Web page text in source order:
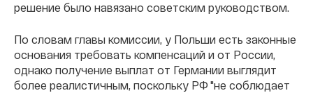
решение было навязано советским руководством.
По словам главы комиссии, у Польши есть законные
основания требовать компенсаций и от России,
однако получение выплат от Германии выглядит
более реалистичным, поскольку РФ "не соблюдает